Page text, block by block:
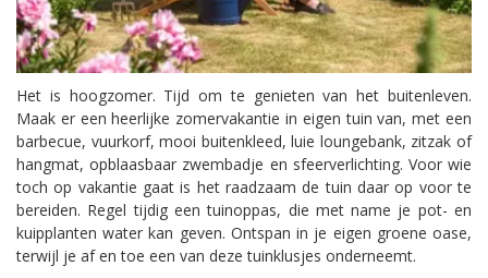
Het is hoogzomer. Tijd om te genieten van het buitenleven.
Maak er een heerlijke zomervakantie in eigen tuin van, met een
barbecue, vuurkorf, mooi buitenkleed, luie loungebank, zitzak of
hangmat, opblaasbaar zwembadje en sfeerverlichting. Voor wie
toch op vakantie gaat is het raadzaam de tuin daar op voor te
bereiden. Regel tijdig een tuinoppas, die met name je pot- en
kuipplanten water kan geven. Ontspan in je eigen groene oase,
terwijl je af en toe een van deze tuinklusjes onderneemt.